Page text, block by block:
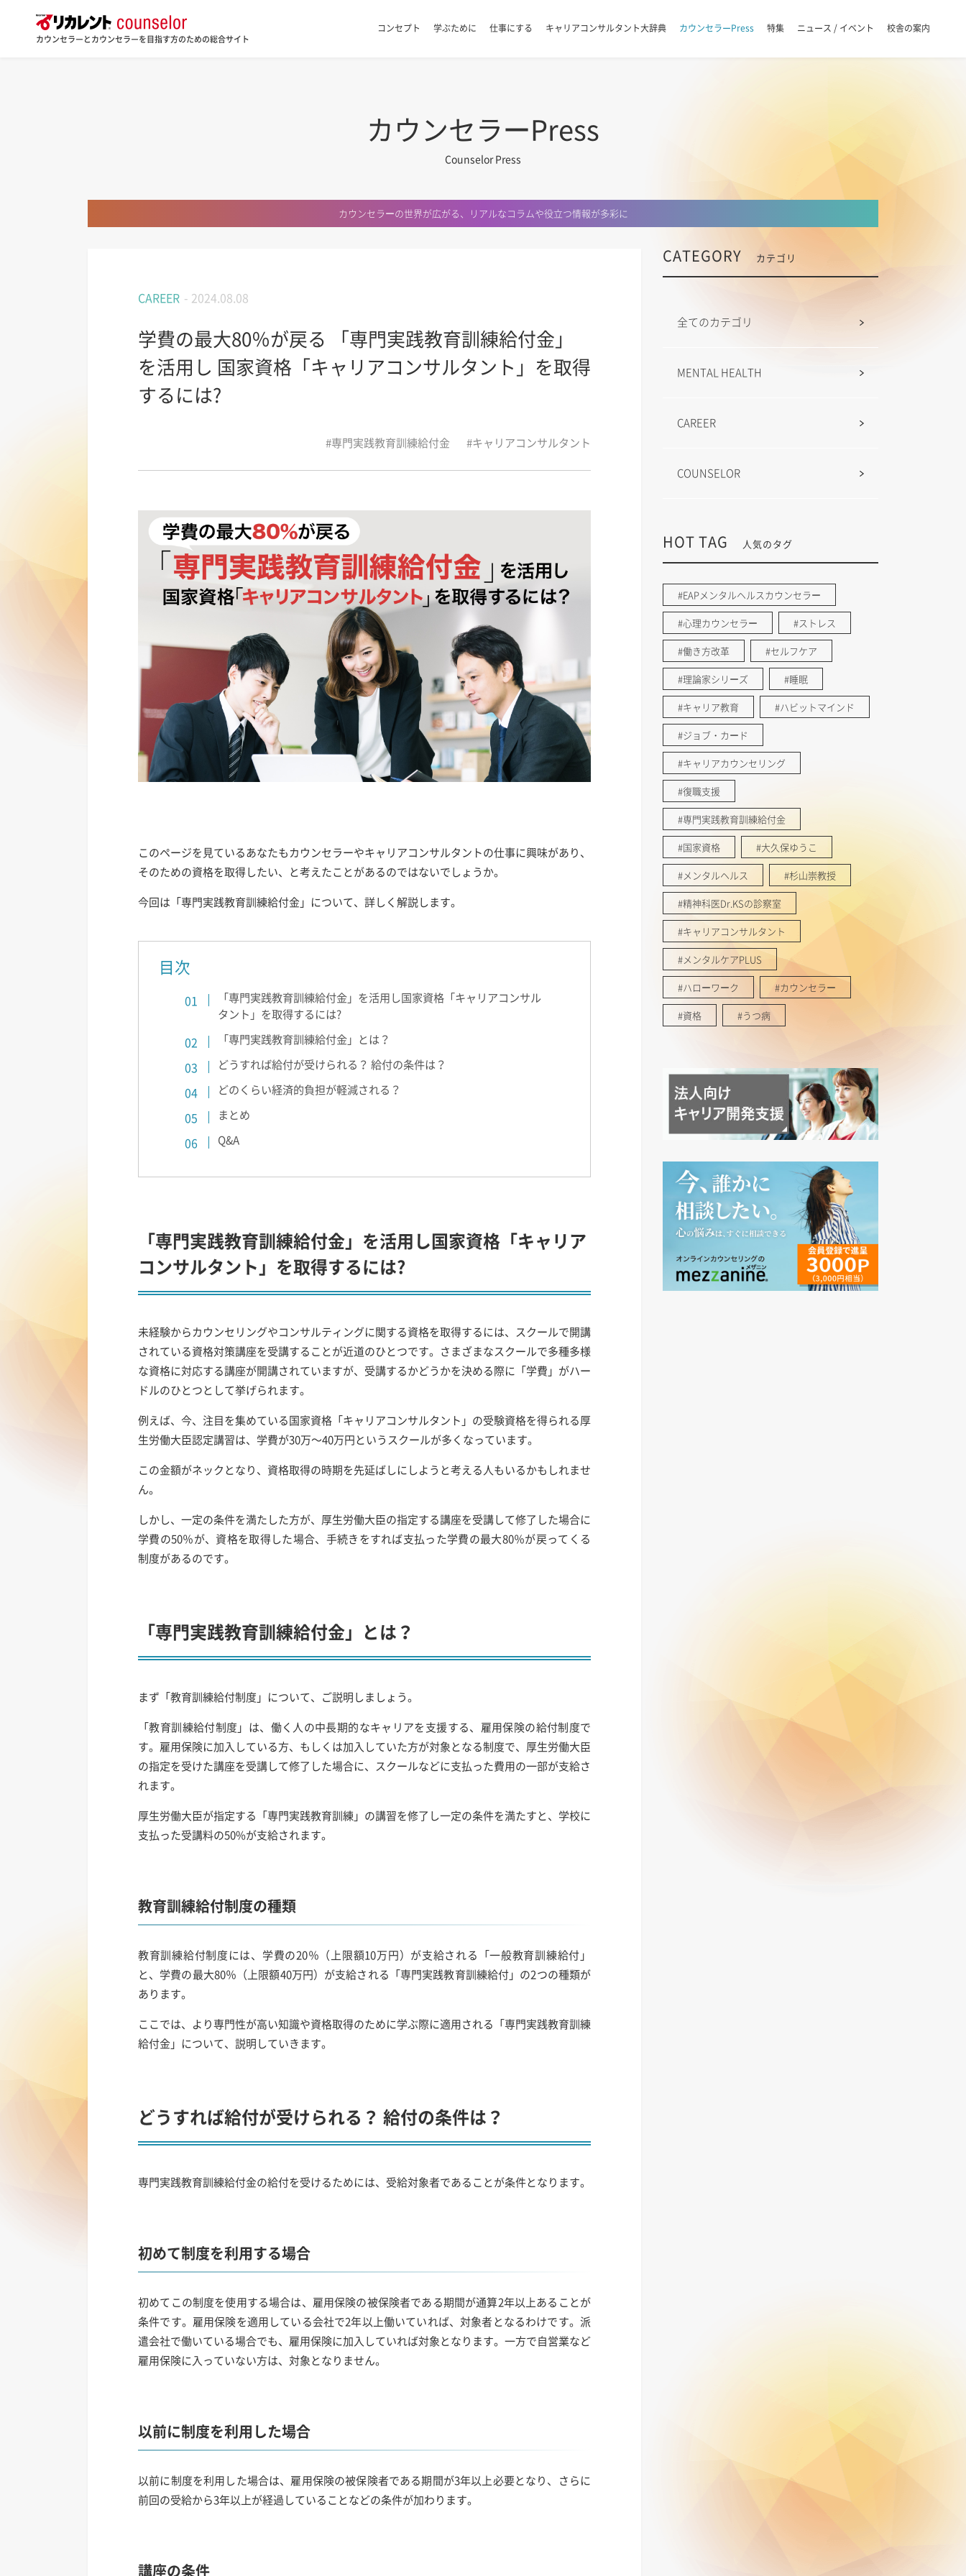
カウンセラーとカウンセラーを目指す方のための総合サイト
コンセプト 学ぶために 仕事にする キャリアコンサルタント大辞典 カウンセラーPress 特集 ニュース / イベント 校舎の案内
カウンセラーPress
Counselor Press
カウンセラーの世界が広がる、 リアルなコラムや役立つ情報が多彩に
CAREER - 2024.08.08
学費の最大80％が戻る 「専門実践教育訓練給付金」
を活用し 国家資格「キャリアコンサルタント」を取得
するには?
#専門実践教育訓練給付金 #キャリアコンサルタント
このページを見ているあなたもカウンセラーやキャリアコンサルタントの仕事に興味があり、
そのための資格を取得したい、と考えたことがあるのではないでしょうか。
今回は「専門実践教育訓練給付金」について、詳しく解説します。
目次
「専門実践教育訓練給付金」を活用し国家資格「キャリアコンサル
タント」を取得するには?
「専門実践教育訓練給付金」とは？
どうすれば給付が受けられる？ 給付の条件は？
どのくらい経済的負担が軽減される？
まとめ
Q&A
「専門実践教育訓練給付金」を活用し国家資格「キャリア
コンサルタント」を取得するには?
未経験からカウンセリングやコンサルティングに関する資格を取得するには、スクールで開講
されている資格対策講座を受講することが近道のひとつです。さまざまなスクールで多種多様
な資格に対応する講座が開講されていますが、受講するかどうかを決める際に「学費」がハー
ドルのひとつとして挙げられます。
例えば、今、注目を集めている国家資格「キャリアコンサルタント」の受験資格を得られる厚
生労働大臣認定講習は、学費が30万～40万円というスクールが多くなっています。
この金額がネックとなり、資格取得の時期を先延ばしにしようと考える人もいるかもしれませ
ん。
しかし、一定の条件を満たした方が、厚生労働大臣の指定する講座を受講して修了した場合に
学費の50％が、資格を取得した場合、手続きをすれば支払った学費の最大80％が戻ってくる
制度があるのです。
「専門実践教育訓練給付金」とは？
まず「教育訓練給付制度」について、ご説明しましょう。
「教育訓練給付制度」は、働く人の中長期的なキャリアを支援する、雇用保険の給付制度で
す。雇用保険に加入している方、もしくは加入していた方が対象となる制度で、厚生労働大臣
の指定を受けた講座を受講して修了した場合に、スクールなどに支払った費用の一部が支給さ
れます。
厚生労働大臣が指定する「専門実践教育訓練」の講習を修了し一定の条件を満たすと、学校に
支払った受講料の50%が支給されます。
教育訓練給付制度の種類
教育訓練給付制度には、学費の20％（上限額10万円）が支給される「一般教育訓練給付」
と、学費の最大80％（上限額40万円）が支給される「専門実践教育訓練給付」の2つの種類が
あります。
ここでは、より専門性が高い知識や資格取得のために学ぶ際に適用される「専門実践教育訓練
給付金」について、説明していきます。
どうすれば給付が受けられる？ 給付の条件は？
専門実践教育訓練給付金の給付を受けるためには、受給対象者であることが条件となります。
初めて制度を利用する場合
初めてこの制度を使用する場合は、雇用保険の被保険者である期間が通算2年以上あることが
条件です。雇用保険を適用している会社で2年以上働いていれば、対象者となるわけです。派
遣会社で働いている場合でも、雇用保険に加入していれば対象となります。一方で自営業など
雇用保険に入っていない方は、対象となりません。
以前に制度を利用した場合
以前に制度を利用した場合は、雇用保険の被保険者である期間が3年以上必要となり、さらに
前回の受給から3年以上が経過していることなどの条件が加わります。
講座の条件
CATEGORY カテゴリ
全てのカテゴリ
MENTAL HEALTH
CAREER
COUNSELOR
HOT TAG 人気のタグ
#EAPメンタルヘルスカウンセラー
#心理カウンセラー #ストレス
#働き方改革 #セルフケア
#理論家シリーズ #睡眠
#キャリア教育 #ハビットマインド
#ジョブ・カード
#キャリアカウンセリング
#復職支援
#専門実践教育訓練給付金
#国家資格 #大久保ゆうこ
#メンタルヘルス #杉山崇教授
#精神科医Dr.KSの診察室
#キャリアコンサルタント
#メンタルケアPLUS
#ハローワーク #カウンセラー
#資格 #うつ病